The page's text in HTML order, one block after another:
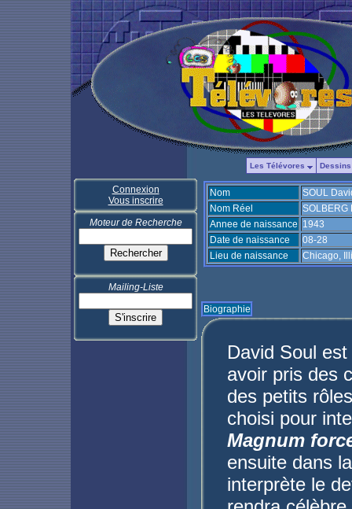
Les Télévores
Connexion
Vous inscrire
Moteur de Recherche
Mailing-Liste
Nom
SOUL
Nom Réel
SOLBERG
Annee de naissance 1943
Date de naissance
08-28
Lieu de naissance
Chicago,
Biographie
David Soul
avoir pris des
des petits
choisi pour
Magnum
ensuite dans
interprète le